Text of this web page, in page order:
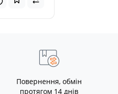
Повернення, обмін
протягом 14 днів